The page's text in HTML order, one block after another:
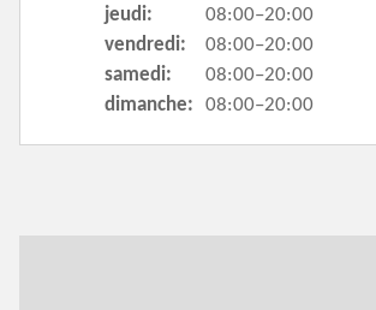
jeudi:
08:00–20:00
vendredi:
08:00–20:00
samedi:
08:00–20:00
dimanche:
08:00–20:00